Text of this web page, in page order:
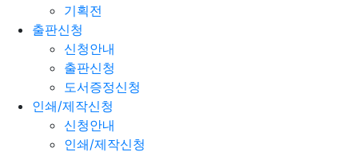
기획전
출판신청
신청안내
출판신청
도서증정신청
인쇄/제작신청
신청안내
인쇄/제작신청